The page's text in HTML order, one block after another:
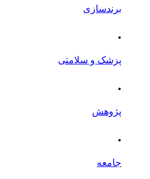
برندسازی
.
پزشک و سلامتی
.
پژوهش
.
جامعه